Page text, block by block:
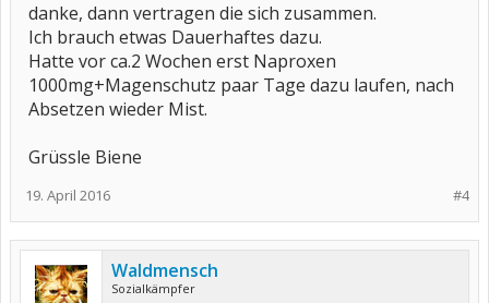
danke, dann vertragen die sich zusammen.
Ich brauch etwas Dauerhaftes dazu.
Hatte vor ca.2 Wochen erst Naproxen
1000mg+Magenschutz paar Tage dazu laufen, nach
Absetzen wieder Mist.
Grüssle Biene
#4
19. April 2016
Waldmensch
Sozialkämpfer